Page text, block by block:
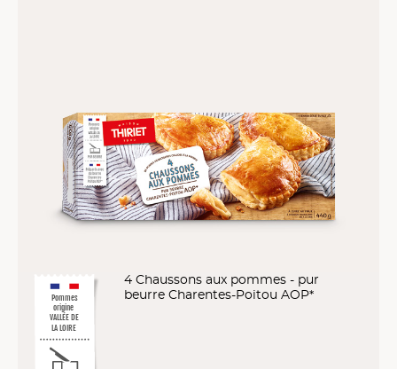
Pommes
origine
VALLÉE DE
LA LOIRE
4 Chaussons aux pommes - pur
beurre Charentes-Poitou AOP*